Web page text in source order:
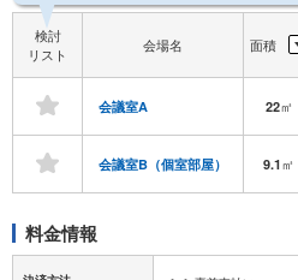
検討
リスト
会場名 面積
会議室A 22㎡
会議室B（個室部屋） 9.1㎡
料金情報